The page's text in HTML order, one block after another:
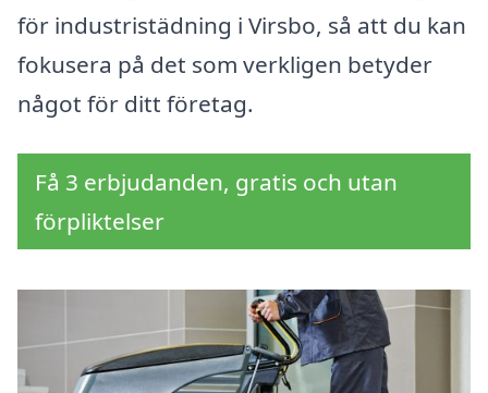
för industristädning i Virsbo, så att du kan
fokusera på det som verkligen betyder
något för ditt företag.
Få 3 erbjudanden, gratis och utan
förpliktelser